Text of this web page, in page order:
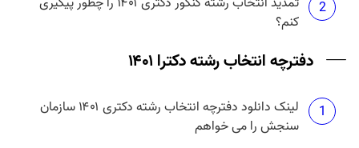
2
کنم؟
دفترچه انتخاب رشته دکترا ۱۴۰۱
1
لینک دانلود دفترچه انتخاب رشته دکتری ۱۴۰۱ سازمان
سنجش را می خواهم